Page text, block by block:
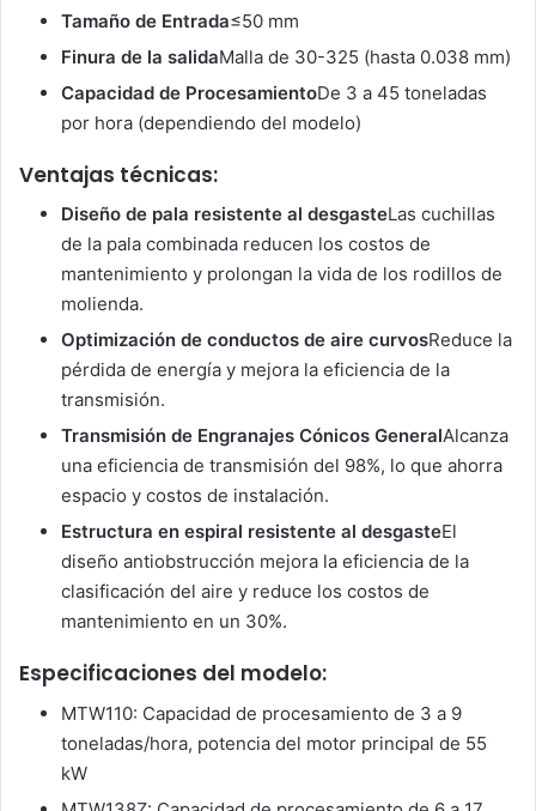
Tamaño de Entrada≤50 mm
Finura de la salidaMalla de 30-325 (hasta 0.038 mm)
Capacidad de ProcesamientoDe 3 a 45 toneladas
por hora (dependiendo del modelo)
Ventajas técnicas:
Diseño de pala resistente al desgasteLas cuchillas
de la pala combinada reducen los costos de
mantenimiento y prolongan la vida de los rodillos de
molienda.
Optimización de conductos de aire curvosReduce la
pérdida de energía y mejora la eficiencia de la
transmisión.
Transmisión de Engranajes Cónicos GeneralAlcanza
una eficiencia de transmisión del 98%, lo que ahorra
espacio y costos de instalación.
Estructura en espiral resistente al desgasteEl
diseño antiobstrucción mejora la eficiencia de la
clasificación del aire y reduce los costos de
mantenimiento en un 30%.
Especificaciones del modelo:
MTW110: Capacidad de procesamiento de 3 a 9
toneladas/hora, potencia del motor principal de 55
kW